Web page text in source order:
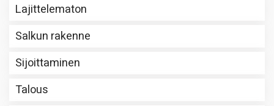
Lajittelematon
Salkun rakenne
Sijoittaminen
Talous